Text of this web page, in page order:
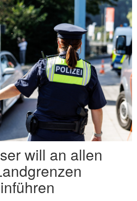
will an allen